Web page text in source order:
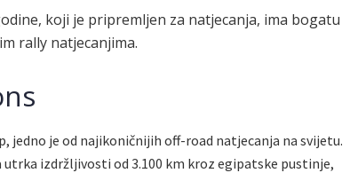
koji je pripremljen za natjecanja, ima bogatu
rally natjecanjima.
jedno je od najikoničnijih off-road natjecanja na svijetu.
utrka izdržljivosti od 3.100 km kroz egipatske pustinje,